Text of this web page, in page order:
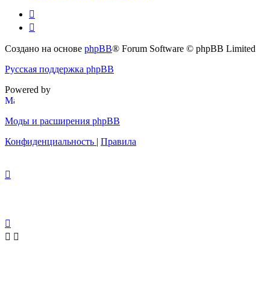
Создано на основе phpBB® Forum Software © phpBB Limited
Русская поддержка phpBB
Powered by
Моды и расширения phpBB
Конфиденциальность | Правила